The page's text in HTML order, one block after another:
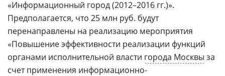
«Информационный город (2012–2016 гг.)».
Предполагается, что 25 млн руб. будут
перенаправлены на реализацию мероприятия
«Повышение эффективности реализации функций
органами исполнительной власти города Москвы за
счет применения информационно-